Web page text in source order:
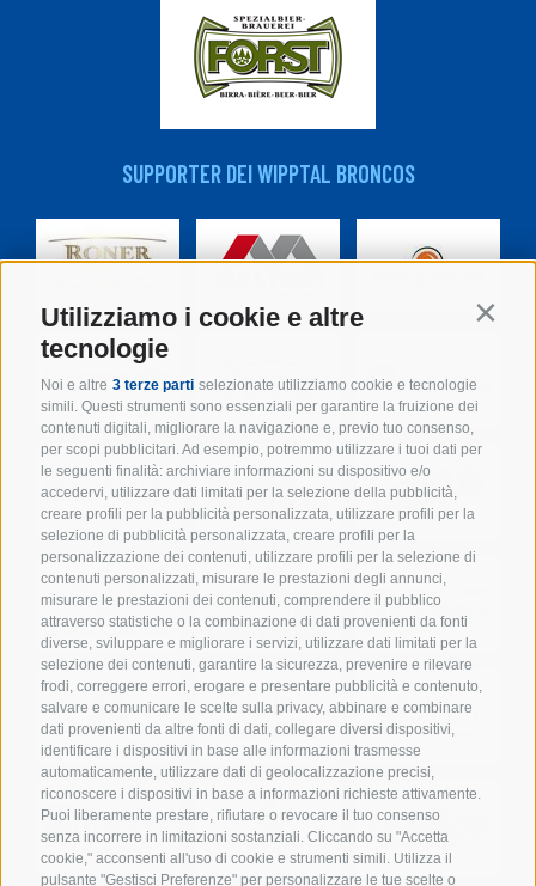
Utilizziamo i cookie e altre
tecnologie
Noi e altre 3 terze parti selezionate utilizziamo cookie e tecnologie
simili. Questi strumenti sono essenziali per garantire la fruizione dei
contenuti digitali, migliorare la navigazione e, previo tuo consenso,
per scopi pubblicitari. Ad esempio, potremmo utilizzare i tuoi dati per
le seguenti finalità: archiviare informazioni su dispositivo e/o
accedervi, utilizzare dati limitati per la selezione della pubblicità,
creare profili per la pubblicità personalizzata, utilizzare profili per la
selezione di pubblicità personalizzata, creare profili per la
personalizzazione dei contenuti, utilizzare profili per la selezione di
contenuti personalizzati, misurare le prestazioni degli annunci,
misurare le prestazioni dei contenuti, comprendere il pubblico
attraverso statistiche o la combinazione di dati provenienti da fonti
diverse, sviluppare e migliorare i servizi, utilizzare dati limitati per la
selezione dei contenuti, garantire la sicurezza, prevenire e rilevare
frodi, correggere errori, erogare e presentare pubblicità e contenuto,
salvare e comunicare le scelte sulla privacy, abbinare e combinare
dati provenienti da altre fonti di dati, collegare diversi dispositivi,
identificare i dispositivi in base alle informazioni trasmesse
automaticamente, utilizzare dati di geolocalizzazione precisi,
riconoscere i dispositivi in base a informazioni richieste attivamente.
Puoi liberamente prestare, rifiutare o revocare il tuo consenso
senza incorrere in limitazioni sostanziali. Cliccando su "Accetta
cookie," acconsenti all'uso di cookie e strumenti simili. Utilizza il
pulsante "Gestisci Preferenze" per personalizzare le tue scelte o
SUPPORTER DEI WIPPTAL BRONCOS